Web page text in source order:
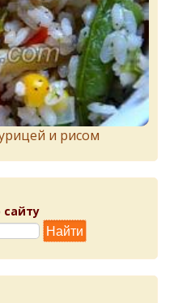
и рисом
сайту